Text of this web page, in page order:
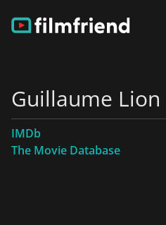
Guillaume Lion
IMDb
The Movie Database